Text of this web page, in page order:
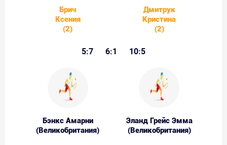
Брич
Ксения
(2)
Дмитрук
Кристина
(2)
5:7 6:1 10:5
Бэнкс Амарни
(Великобритания)
Эланд Грейс Эмма
(Великобритания)